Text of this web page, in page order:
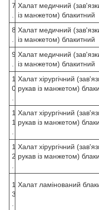
7 Халат медичний
із манжетом) блакитний
8 Халат медичний
із манжетом) блакитний
9 Халат медичний
із манжетом) блакитний
1
0
Халат хірургічний
рукав із манжетом)
1
1
Халат хірургічний
рукав із манжетом)
1
2
Халат хірургічний
рукав із манжетом)
1
3
Халат ламінований